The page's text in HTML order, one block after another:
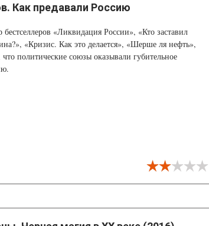
Как предавали Россию
«Ликвидация России», «Кто заставил
«Кризис. Как это делается», «Шерше ля нефть»,
что политические союзы оказывали губительное